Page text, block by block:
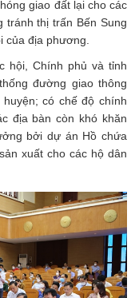
giao đất lại cho các
tránh thị trấn Bến Sung
của địa phương.
hội, Chính phủ và tỉnh
đường giao thông
có chế độ chính
địa bàn còn khó khăn
bởi dự án Hồ chứa
xuất cho các hộ dân